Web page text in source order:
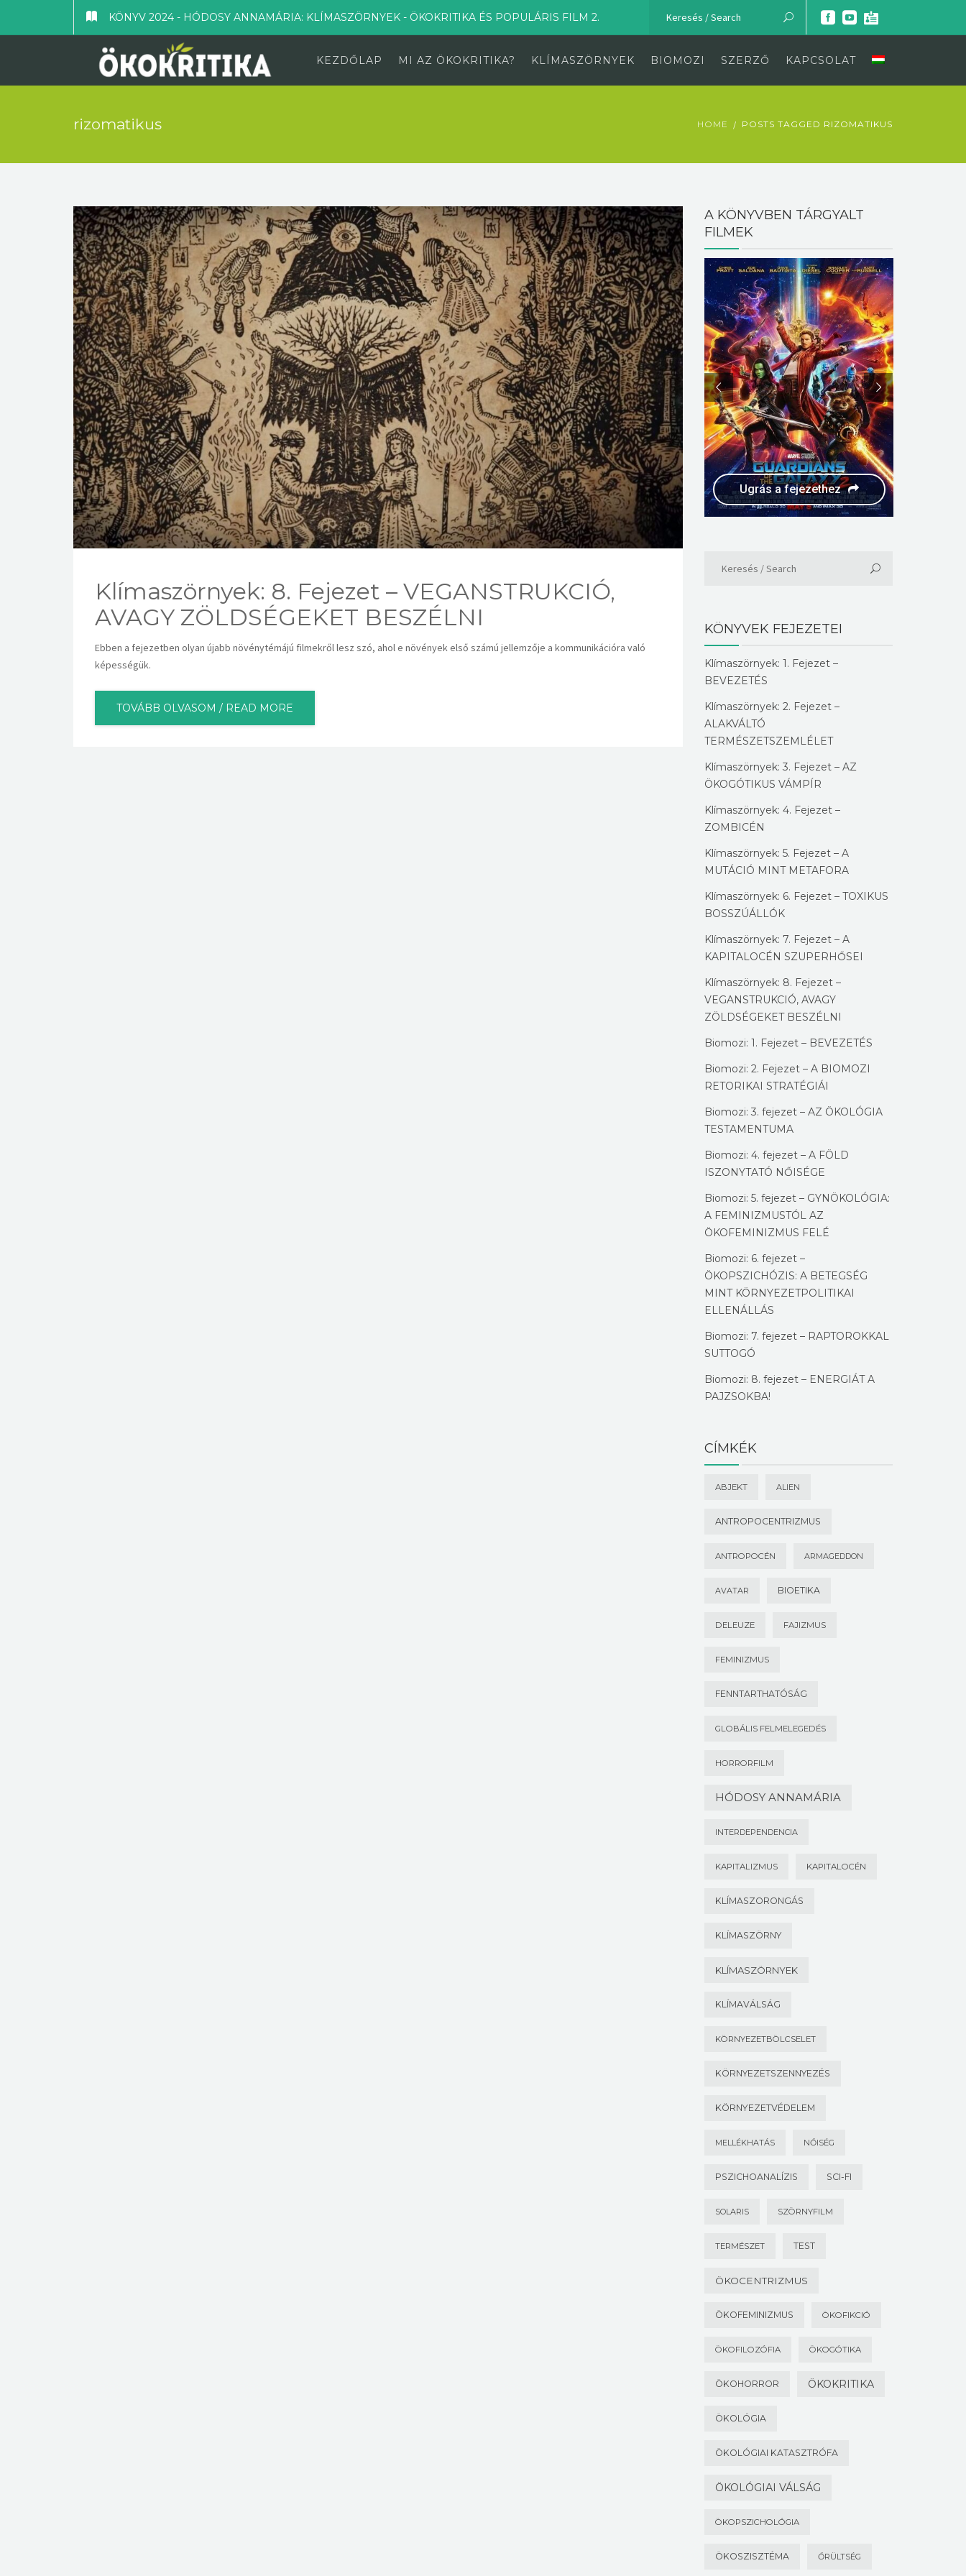
KÖNYV 2024 - HÓDOSY ANNAMÁRIA: KLÍMASZÖRNYEK - ÖKOKRITIKA ÉS POPULÁRIS FILM 2.
KEZDŐLAP MI AZ ÖKOKRITIKA? KLÍMASZÖRNYEK BIOMOZI SZERZŐ KAPCSOLAT
rizomatikus HOME POSTS TAGGED RIZOMATIKUS
Klímaszörnyek: 8. Fejezet – VEGANSTRUKCIÓ,
AVAGY ZÖLDSÉGEKET BESZÉLNI
Ebben a fejezetben olyan újabb növénytémájú filmekről lesz szó, ahol e növények első számú jellemzője a kommunikációra való
képességük.
TOVÁBB OLVASOM / READ MORE
A KÖNYVBEN TÁRGYALT
FILMEK
Ugrás a fejezethez
KÖNYVEK FEJEZETEI
Klímaszörnyek: 1. Fejezet –
BEVEZETÉS
Klímaszörnyek: 2. Fejezet –
ALAKVÁLTÓ
TERMÉSZETSZEMLÉLET
Klímaszörnyek: 3. Fejezet – AZ
ÖKOGÓTIKUS VÁMPÍR
Klímaszörnyek: 4. Fejezet –
ZOMBICÉN
Klímaszörnyek: 5. Fejezet – A
MUTÁCIÓ MINT METAFORA
Klímaszörnyek: 6. Fejezet – TOXIKUS
BOSSZÚÁLLÓK
Klímaszörnyek: 7. Fejezet – A
KAPITALOCÉN SZUPERHŐSEI
Klímaszörnyek: 8. Fejezet –
VEGANSTRUKCIÓ, AVAGY
ZÖLDSÉGEKET BESZÉLNI
Biomozi: 1. Fejezet – BEVEZETÉS
Biomozi: 2. Fejezet – A BIOMOZI
RETORIKAI STRATÉGIÁI
Biomozi: 3. fejezet – AZ ÖKOLÓGIA
TESTAMENTUMA
Biomozi: 4. fejezet – A FÖLD
ISZONYTATÓ NŐISÉGE
Biomozi: 5. fejezet – GYNÖKOLÓGIA:
A FEMINIZMUSTÓL AZ
ÖKOFEMINIZMUS FELÉ
Biomozi: 6. fejezet –
ÖKOPSZICHÓZIS: A BETEGSÉG
MINT KÖRNYEZETPOLITIKAI
ELLENÁLLÁS
Biomozi: 7. fejezet – RAPTOROKKAL
SUTTOGÓ
Biomozi: 8. fejezet – ENERGIÁT A
PAJZSOKBA!
CÍMKÉK
ABJEKT ALIEN
ANTROPOCENTRIZMUS
ANTROPOCÉN ARMAGEDDON
AVATAR BIOETIKA
DELEUZE FAJIZMUS
FEMINIZMUS
FENNTARTHATÓSÁG
GLOBÁLIS FELMELEGEDÉS
HORRORFILM
HÓDOSY ANNAMÁRIA
INTERDEPENDENCIA
KAPITALIZMUS KAPITALOCÉN
KLÍMASZORONGÁS
KLÍMASZÖRNY
KLÍMASZÖRNYEK
KLÍMAVÁLSÁG
KÖRNYEZETBÖLCSELET
KÖRNYEZETSZENNYEZÉS
KÖRNYEZETVÉDELEM
MELLÉKHATÁS NŐISÉG
PSZICHOANALÍZIS SCI-FI
SOLARIS SZÖRNYFILM
TERMÉSZET TEST
ÖKOCENTRIZMUS
ÖKOFEMINIZMUS ÖKOFIKCIÓ
ÖKOFILOZÓFIA ÖKOGÓTIKA
ÖKOHORROR ÖKOKRITIKA
ÖKOLÓGIA
ÖKOLÓGIAI KATASZTRÓFA
ÖKOLÓGIAI VÁLSÁG
ÖKOPSZICHOLÓGIA
ÖKOSZISZTÉMA ŐRÜLTSÉG